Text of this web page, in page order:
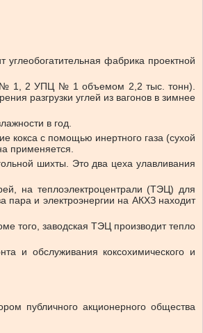
фабрика проектной
1, 2 УПЦ № 1 объемом 2,2 тыс. тонн).
разгрузки углей из вагонов в зимнее
в год.
кокса с помощью инертного газа (сухой
применяется.
шихты. Это два цеха улавливания
на теплоэлектроцентрали (ТЭЦ) для
пара и электроэнергии на АКХЗ находит
того, заводская ТЭЦ производит тепло
и обслуживания коксохимического и
публичного акционерного общества